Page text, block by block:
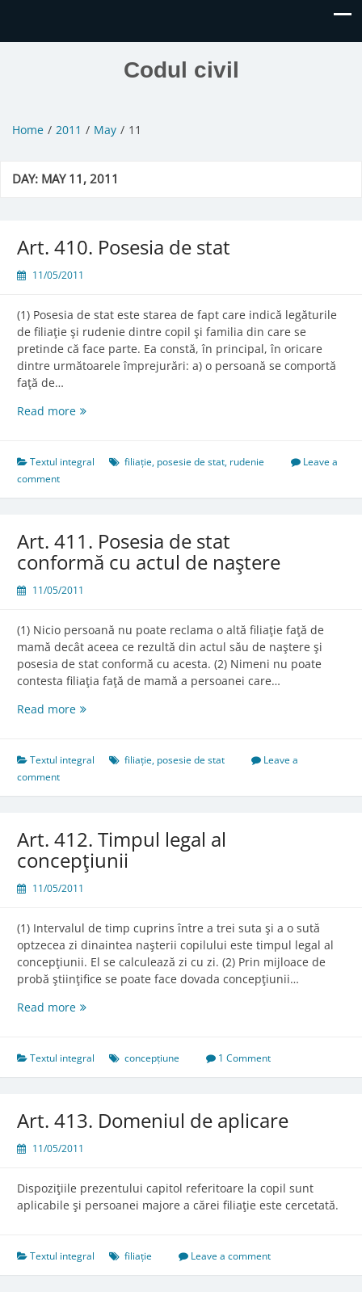
Codul civil
Home 2011 May 11
DAY: MAY 11, 2011
Art. 410. Posesia de stat
11/05/2011
(1) Posesia de stat este starea de fapt care indică legăturile
de filiaţie şi rudenie dintre copil şi familia din care se
pretinde că face parte. Ea constă, în principal, în oricare
dintre următoarele împrejurări: a) o persoană se comportă
faţă de…
Read moreArt.
de
Textul integral filiație, posesie de stat, rudenie
Leave a
comment
Art. 411. Posesia de stat
conformă cu actul de naştere
11/05/2011
(1) Nicio persoană nu poate reclama o altă filiaţie faţă de
mamă decât aceea ce rezultă din actul său de naştere şi
posesia de stat conformă cu acesta. (2) Nimeni nu poate
contesta filiaţia faţă de mamă a persoanei care…
Read moreArt.
de
conformă
de
naştere
Textul integral filiație, posesie de stat
Leave a
comment
Art. 412. Timpul legal al
concepţiunii
11/05/2011
(1) Intervalul de timp cuprins între a trei suta şi a o sută
optzecea zi dinaintea naşterii copilului este timpul legal al
concepţiunii. El se calculează zi cu zi. (2) Prin mijloace de
probă ştiinţifice se poate face dovada concepţiunii…
Read moreArt.
legal
al
Textul integral concepțiune 1 Comment
Art. 413. Domeniul de aplicare
11/05/2011
Dispoziţiile prezentului capitol referitoare la copil sunt
aplicabile şi persoanei majore a cărei filiaţie este cercetată.
Textul integral filiație Leave a comment